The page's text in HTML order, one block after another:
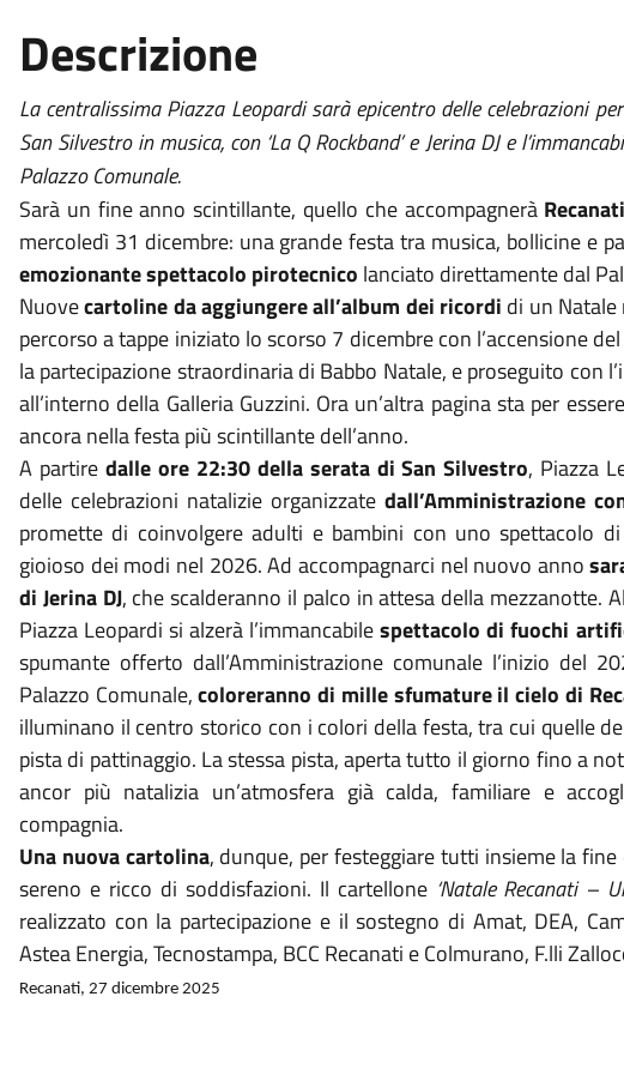
Descrizione
La centralissima Piazza Leopardi sarà epicentro delle celebrazioni
San Silvestro in musica, con ‘La Q Rockband’ e Jerina DJ e
Palazzo Comunale.
Sarà un fine anno scintillante, quello che accompagnerà
mercoledì 31 dicembre: una grande festa tra musica, bollicine e
emozionante spettacolo pirotecnico lanciato direttamente dal
Nuovecartoline da aggiungere all’album dei ricordi di un Natale
percorso a tappe iniziato lo scorso 7 dicembre con l’accensione
la partecipazione straordinaria di Babbo Natale, e proseguito con
all’interno della Galleria Guzzini. Ora un’altra pagina sta per
ancora nella festa più scintillante dell’anno.
A partire dalle ore 22:30 della serata di San Silvestro, Piazza
delle celebrazioni natalizie organizzate dall’Amministrazione
promette di coinvolgere adulti e bambini con uno spettacolo
gioioso dei modi nel 2026. Ad accompagnarci nel nuovo anno
di Jerina DJ, che scalderanno il palco in attesa della mezzanotte.
Piazza Leopardi si alzerà l’immancabilespettacolo di fuochi
spumante offerto dall’Amministrazione comunale l’inizio del
Palazzo Comunale,coloreranno di mille sfumature il cielo di
illuminano il centro storico con i colori della festa, tra cui quelle
pista di pattinaggio. La stessa pista, aperta tutto il giorno fino a
ancor più natalizia un’atmosfera già calda, familiare e
compagnia.
Una nuova cartolina, dunque, per festeggiare tutti insieme la
sereno e ricco di soddisfazioni. Il cartellone ‘Natale Recanati –
realizzato con la partecipazione e il sostegno di Amat, DEA,
Astea Energia, Tecnostampa, BCC Recanati e Colmurano, F.lli
Recanati, 27 dicembre 2025